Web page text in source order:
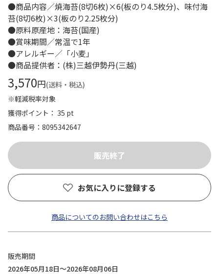
●商品内容／焼海苔(8切6枚)×6(板のり4.5枚分)、味付海
苔(8切6枚)×3(板のり2.25枚分)
●原料原産地：海苔(国産)
●賞味期間／常温で1年
●アレルギー／「小麦」
●商品提供者：(株)三越伊勢丹(三越)
3,570円(送料・税込)
※軽減税率対象
獲得ポイント： 35 pt
商品番号
8095342647
お気に入りに登録する
商品についてのお問い合わせはこちら
販売期間
2026年05月18日～2026年08月06日